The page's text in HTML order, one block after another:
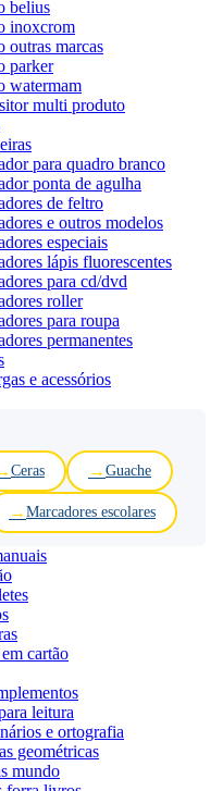
belius
inoxcrom
outras marcas
parker
watermam
multi produto
para quadro branco
ponta de agulha
de feltro
e outros modelos
especiais
lápis fluorescentes
para cd/dvd
roller
para roupa
permanentes
e acessórios
Ceras Guache
Marcadores escolares
cartão
leitura
e ortografia
geométricas
mundo